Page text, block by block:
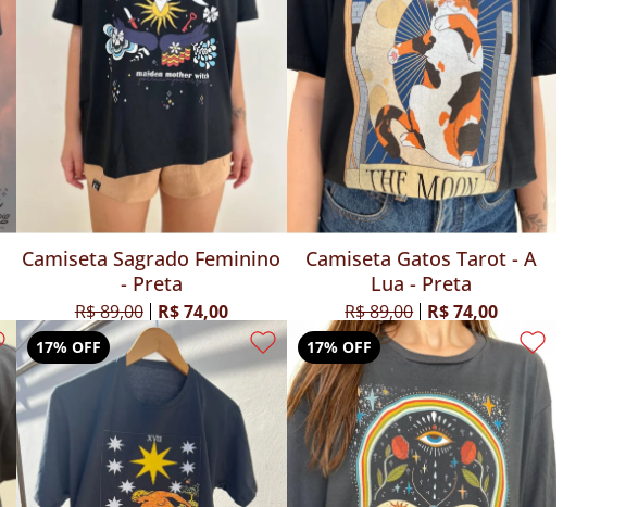
Camiseta Sagrado Feminino
- Preta
R$ 89,00 R$ 74,00
Camiseta Gatos Tarot - A
Lua - Preta
R$ 89,00 R$ 74,00
17% OFF 17% OFF